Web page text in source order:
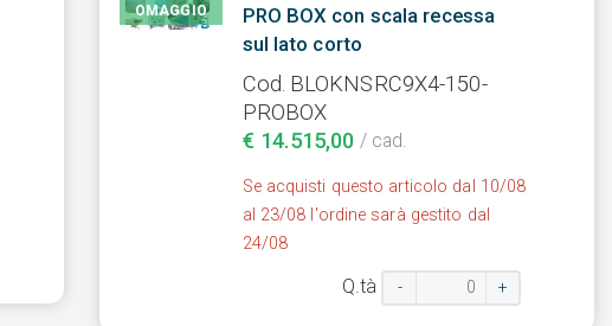
OMAGGIO
PRO BOX con scala recessa
sul lato corto
Cod. BLOKNSRC9X4-150-
PROBOX
€ 14.515,00 / cad.
Se acquisti questo articolo dal 10/08
al 23/08 l'ordine sarà gestito dal
24/08
Q.tà - +